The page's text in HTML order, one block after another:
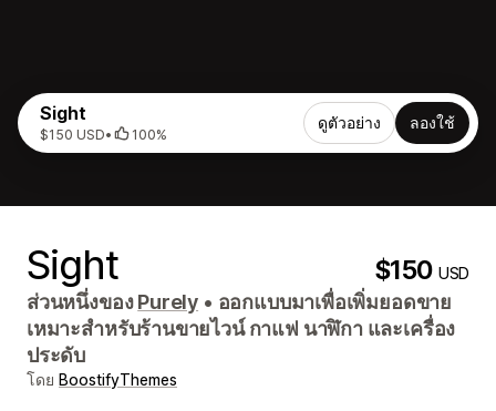
Sight
$150 USD• 100%
ดูตัวอย่าง ลองใช้
Sight $150USD
ส่วนหนึ่งของPurely • ออกแบบมาเพื่อเพิ่มยอดขาย
เหมาะสำหรับร้านขายไวน์ กาแฟ นาฬิกา และเครื่อง
ประดับ
โดย BoostifyThemes